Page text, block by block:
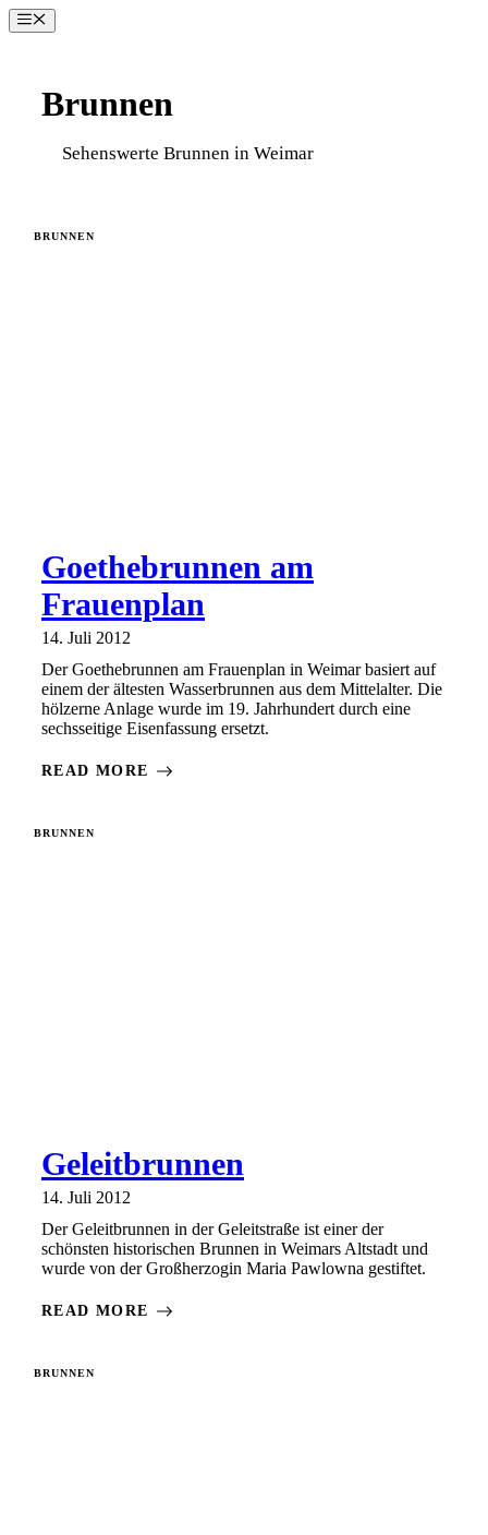
Zum
Inhalt
Menü
Brunnen
Sehenswerte Brunnen in Weimar
BRUNNEN
Goethebrunnen am
Frauenplan
14. Juli 2012
Der Goethebrunnen am Frauenplan in Weimar basiert auf
einem der ältesten Wasserbrunnen aus dem Mittelalter. Die
hölzerne Anlage wurde im 19. Jahrhundert durch eine
sechsseitige Eisenfassung ersetzt.
READ MORE
BRUNNEN
Geleitbrunnen
14. Juli 2012
Der Geleitbrunnen in der Geleitstraße ist einer der
schönsten historischen Brunnen in Weimars Altstadt und
wurde von der Großherzogin Maria Pawlowna gestiftet.
READ MORE
BRUNNEN